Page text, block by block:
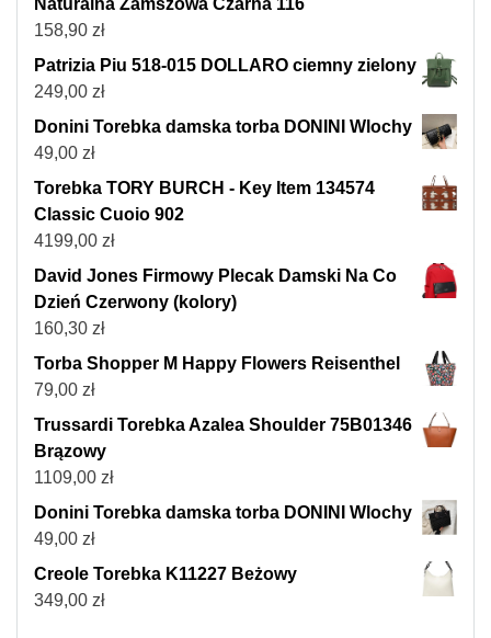
158,90 zł
Patrizia Piu 518-015 DOLLARO ciemny zielony
249,00 zł
Donini Torebka damska torba DONINI Wlochy
49,00 zł
Torebka TORY BURCH - Key Item 134574
Classic Cuoio 902
4199,00 zł
David Jones Firmowy Plecak Damski Na Co
Dzień Czerwony (kolory)
160,30 zł
Torba Shopper M Happy Flowers Reisenthel
79,00 zł
Trussardi Torebka Azalea Shoulder 75B01346
Brązowy
1109,00 zł
Donini Torebka damska torba DONINI Wlochy
49,00 zł
Creole Torebka K11227 Beżowy
349,00 zł